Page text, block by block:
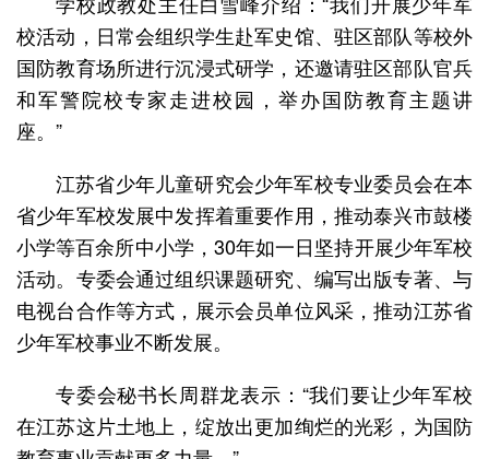
校活动，日常会组织学生赴军史馆、驻区部队等校外
国防教育场所进行沉浸式研学，还邀请驻区部队官兵
和军警院校专家走进校园，举办国防教育主题讲
座。”
江苏省少年儿童研究会少年军校专业委员会在本
省少年军校发展中发挥着重要作用，推动泰兴市鼓楼
小学等百余所中小学，30年如一日坚持开展少年军校
活动。专委会通过组织课题研究、编写出版专著、与
电视台合作等方式，展示会员单位风采，推动江苏省
少年军校事业不断发展。
专委会秘书长周群龙表示：“我们要让少年军校
在江苏这片土地上，绽放出更加绚烂的光彩，为国防